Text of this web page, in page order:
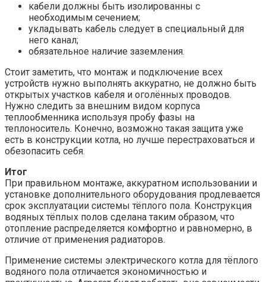
кабели должны быть изолированны с
необходимым сечением;
укладывать кабель следует в специальный для
него канал;
обязательное наличие заземления.
Стоит заметить, что монтаж и подключение всех
устройств нужно выполнять аккуратно, не должно быть
открытых участков кабеля и оголённых проводов.
Нужно следить за внешним видом корпуса
теплообменника используя пробу фазы на
теплоноситель. Конечно, возможно такая защита уже
есть в конструкции котла, но лучше перестраховаться и
обезопасить себя.
Итог
При правильном монтаже, аккуратном использовании и
установке дополнительного оборудования продлевается
срок эксплуатации системы тёплого пола. Конструкция
водяных тёплых полов сделана таким образом, что
отопление распределяется комфортно и равномерно, в
отличие от применения радиаторов.
Применение системы электрического котла для тёплого
водяного пола отличается экономичностью и